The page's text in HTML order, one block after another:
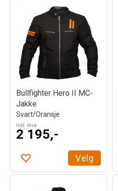
Bullfighter Hero II MC-
Jakke
Svart/Oransje
Inkl. mva
2 195,-
Velg